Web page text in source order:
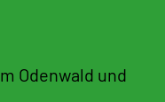
Odenwald und